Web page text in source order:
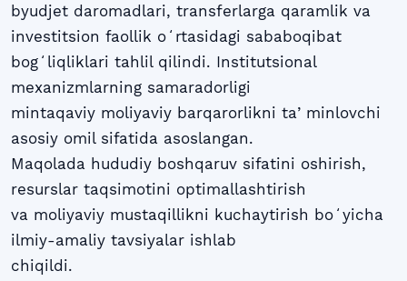
byudjet daromadlari, transferlarga qaramlik va
investitsion faollik oʻrtasidagi sababoqibat
bogʻliqliklari tahlil qilindi. Institutsional
mexanizmlarning samaradorligi
mintaqaviy moliyaviy barqarorlikni taʼminlovchi
asosiy omil sifatida asoslangan.
Maqolada hududiy boshqaruv sifatini oshirish,
resurslar taqsimotini optimallashtirish
va moliyaviy mustaqillikni kuchaytirish boʻyicha
ilmiy-amaliy tavsiyalar ishlab
chiqildi.